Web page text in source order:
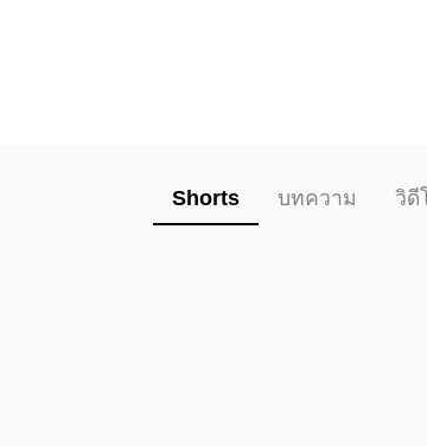
Shorts บทความ วิดี